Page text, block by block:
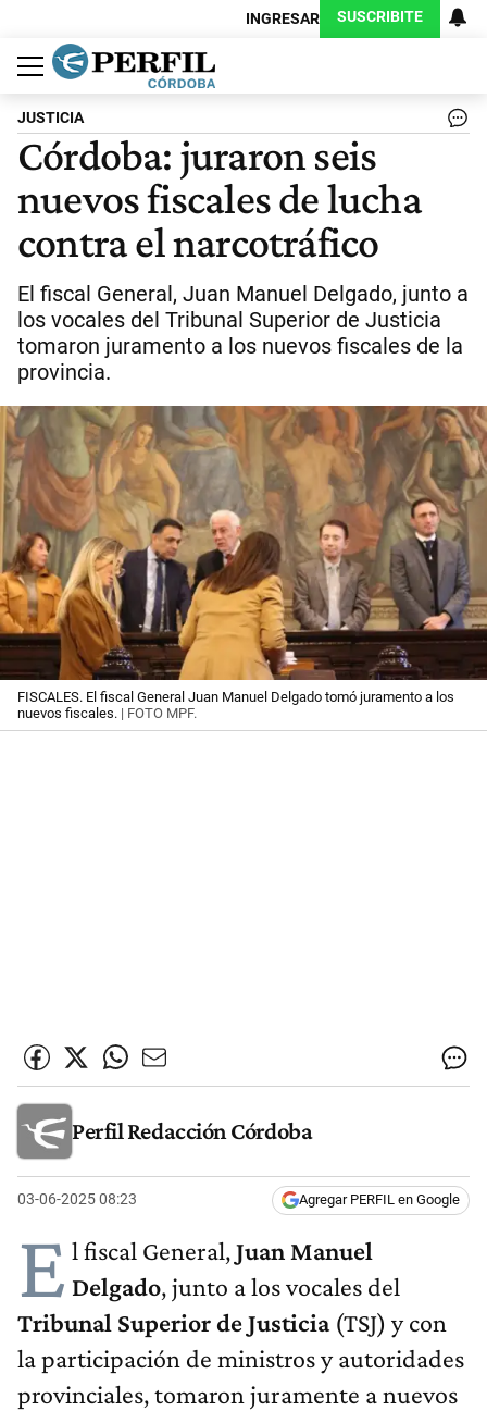
INGRESAR SUSCRIBITE
Política
Economía
Judiciales
Sociedad
Cultura
Espectáculos
Deportes
Protagonistas
JUSTICIA
Córdoba: juraron seis
nuevos fiscales de lucha
contra el narcotráfico
El fiscal General, Juan Manuel Delgado, junto a
los vocales del Tribunal Superior de Justicia
tomaron juramento a los nuevos fiscales de la
provincia.
FISCALES. El fiscal General Juan Manuel Delgado tomó juramento a los
nuevos fiscales. | FOTO MPF.
Perfil Redacción Córdoba
03-06-2025 08:23 Agregar PERFIL en Google
E l fiscal General,Juan Manuel
Delgado, junto a los vocales del
Tribunal Superior de Justicia (TSJ) y con
la participación de ministros y autoridades
provinciales, tomaron juramente a nuevos